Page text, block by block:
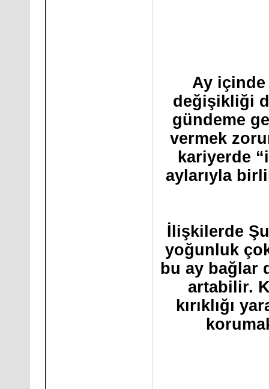
Ay
değişikliği
gündeme
vermek
kariyerde
aylarıyla
İlişkilerde
yoğunluk
bu ay bağlar
artabilir.
kırıklığı